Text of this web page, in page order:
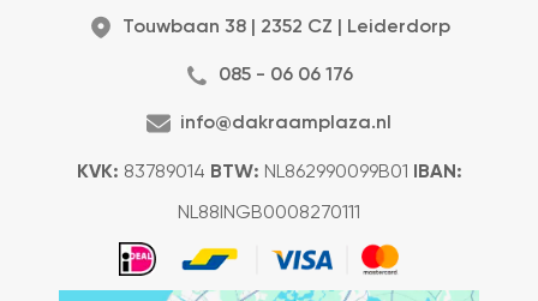
Touwbaan 38 | 2352 CZ | Leiderdorp
085 - 06 06 176
info@dakraamplaza.nl
KVK: 83789014 BTW: NL862990099B01 IBAN:
NL88INGB0008270111